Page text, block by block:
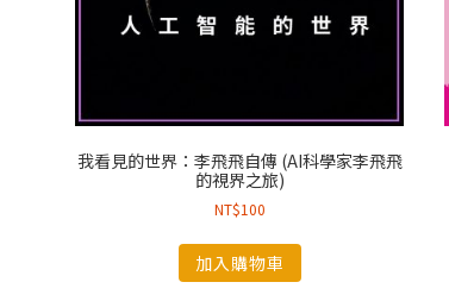
我看見的世界：李飛飛自傳 (AI科學家李飛飛
的視界之旅)
NT$100
加入購物車